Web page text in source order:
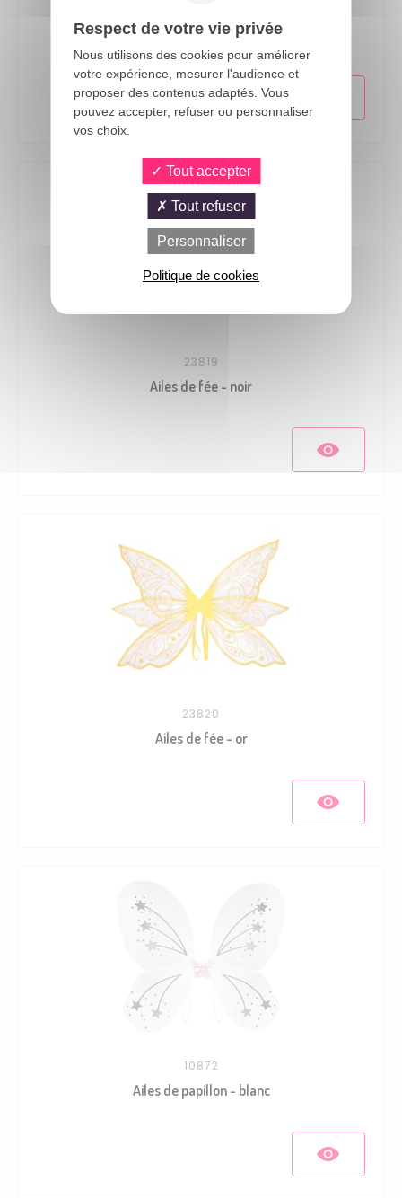
Ailes d'ange tissu - 62cm - rouge
23819
Ailes de fée - noir
23820
Ailes de fée - or
10872
Ailes de papillon - blanc
Respect de votre vie privée
Nous utilisons des cookies pour améliorer
votre expérience, mesurer l'audience et
proposer des contenus adaptés. Vous
pouvez accepter, refuser ou personnaliser
vos choix.
Tout accepter
Tout refuser
Personnaliser
Politique de cookies